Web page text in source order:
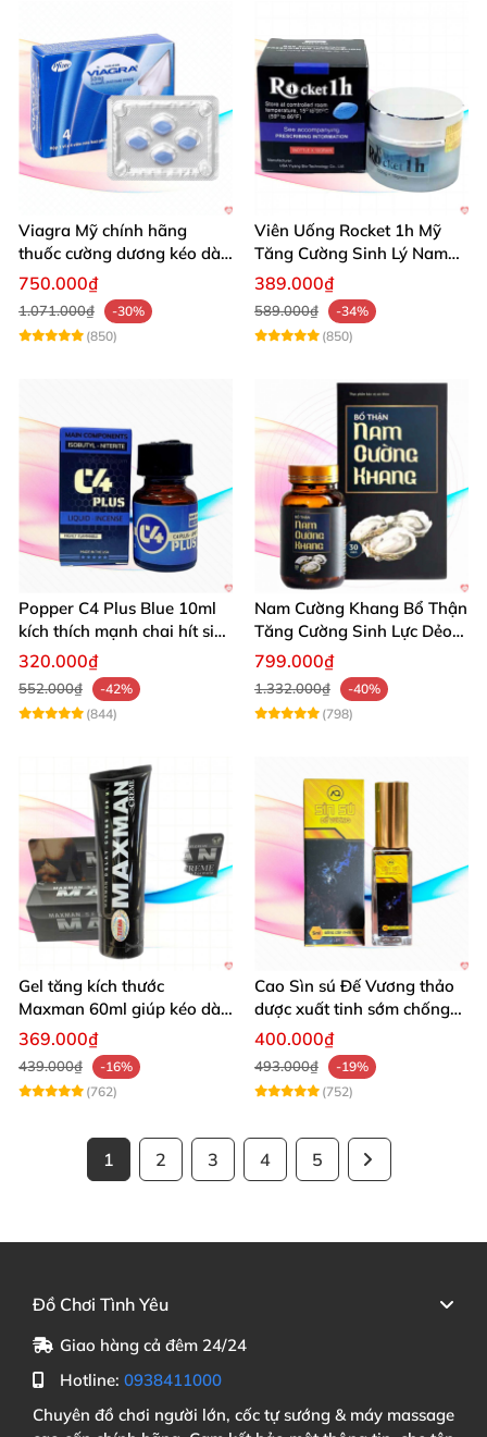
Viagra Mỹ chính hãng
thuốc cường dương kéo dài
thời gian hiệu quả cho Nam
750.000₫
1.071.000₫
-30%
(850)
Viên Uống Rocket 1h Mỹ
Tăng Cường Sinh Lý Nam
Hỗ Trợ Mạnh
389.000₫
589.000₫
-34%
(850)
Popper C4 Plus Blue 10ml
kích thích mạnh chai hít siêu
đỉnh
320.000₫
552.000₫
-42%
(844)
Nam Cường Khang Bổ Thận
Tăng Cường Sinh Lực Dẻo
Dai Mạnh Mẽ
799.000₫
1.332.000₫
-40%
(798)
Gel tăng kích thước
Maxman 60ml giúp kéo dài
thời gian quan hệ hiệu quả
369.000₫
439.000₫
-16%
(762)
Cao Sìn sú Đế Vương thảo
dược xuất tinh sớm chống
hiệu quả nhất
400.000₫
493.000₫
-19%
(752)
1 2 3 4 5
Đồ Chơi Tình Yêu
Giao hàng cả đêm 24/24
Hotline: 0938411000
Chuyên đồ chơi người lớn, cốc tự sướng & máy massage